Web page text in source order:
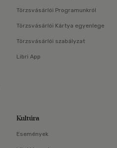
Törzsvásárlói Programunkról
Törzsvásárlói Kártya egyenlege
Törzsvásárlói szabályzat
Libri App
Kultúra
Események